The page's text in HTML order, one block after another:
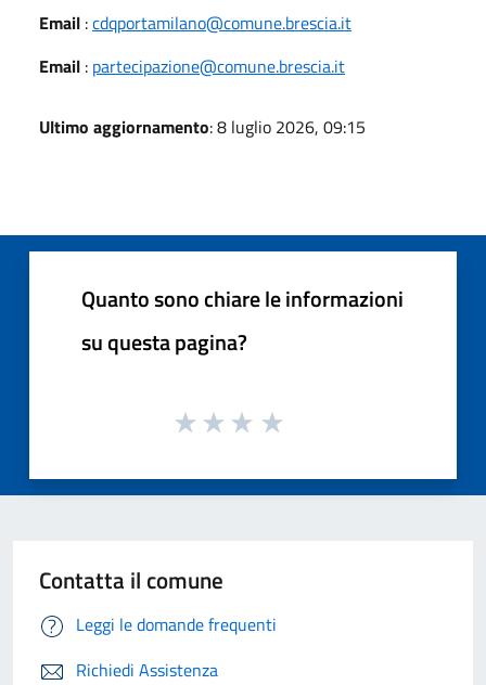
Email :cdqportamilano@comune.brescia.it
Email : partecipazione@comune.brescia.it
Ultimo aggiornamento: 8 luglio 2026, 09:15
Quanto sono chiare le informazioni
su questa pagina?
Contatta il comune
Leggi le domande frequenti
Richiedi Assistenza